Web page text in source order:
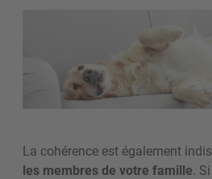
La cohérence est également
les membres de votre famille.